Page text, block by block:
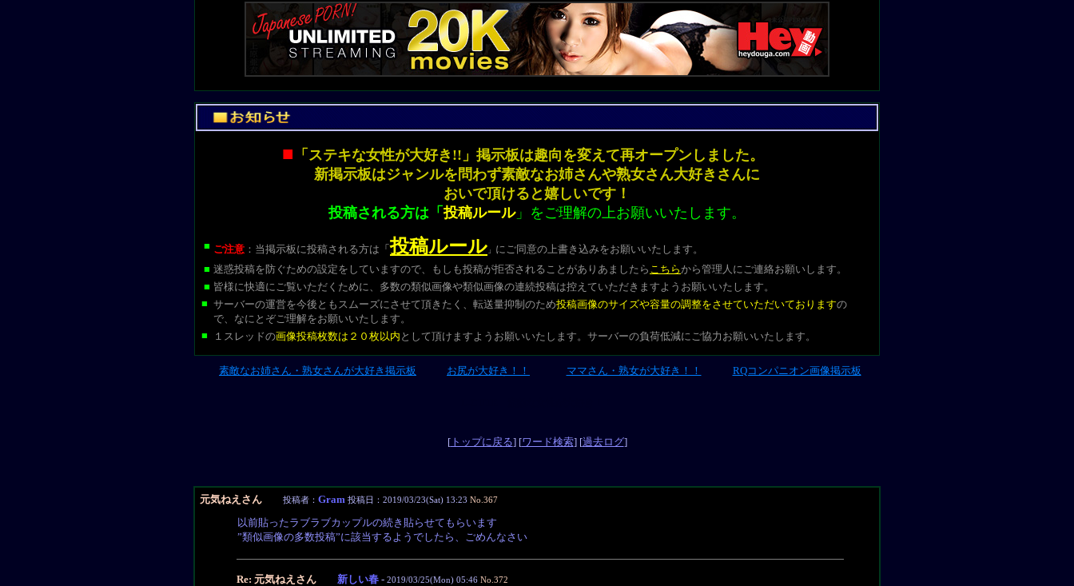
■ 「ステキな女性が大好き!!」掲示板は趣向を変えて再オープンしました。
新掲示板はジャンルを問わず素敵なお姉さんや熟女さん大好きさんに
おいで頂けると嬉しいです！
投稿される方は「投稿ルール」をご理解の上お願いいたします。
■ ご注意 ：当掲示板に投稿される方は 「投稿ルール 」 にご同意の上書き込みをお願いいたします。
■ 迷惑投稿を防ぐための設定をしていますので、もしも投稿が拒否されることがありあましたら こちらから管理人にご連絡お願いします。
■ 皆様に快適にご覧いただくために、多数の類似画像や類似画像の連続投稿は控えていただきますようお願いいたします。
■ サーバーの運営を今後ともスムーズにさせて頂きたく、転送量抑制のため投稿画像のサイズや容量の調整をさせていただいておりますの
で、なにとぞご理解をお願いいたします。
■
１スレッドの画像投稿枚数は２０枚以内 として頂けますようお願いいたします。サーバーの負荷低減にご協力お願いいたします。
素敵なお姉さん・熟女さんが大好き掲示板 お尻が大好き！！ ママさん・熟女が大好き！！ RQコンパニオン画像掲示板
[トップに戻る] [ワード検索] [過去ログ]
元気ねえさん 投稿者： Gram 投稿日：2019/03/23(Sat) 13:23 No.367
以前貼ったラブラブカップルの続き貼らせてもらいます
”類似画像の多数投稿”に該当するようでしたら、ごめんなさい
Re: 元気ねえさん 新しい春 - 2019/03/25(Mon) 05:46 No.372